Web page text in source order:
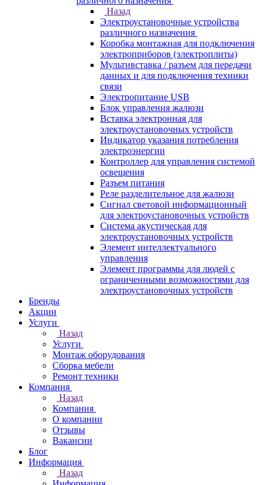
Назад
Электроустановочные устройства
различного назначения
Коробка монтажная для подключения
электроприборов (электроплиты)
Мультивставка / разъем для передачи
данных и для подключения техники
связи
Электропитание USB
Блок управления жалюзи
Вставка электронная для
электроустановочных устройств
Индикатор указания потребления
электроэнергии
Контроллер для управления системой
освещения
Разъем питания
Реле разделительное для жалюзи
Сигнал световой информационный
для электроустановочных устройств
Система акустическая для
электроустановочных устройств
Элемент интеллектуального
управления
Элемент программы для людей с
ограниченными возможностями для
электроустановочных устройств
Бренды
Акции
Услуги
Назад
Услуги
Монтаж оборудования
Сборка мебели
Ремонт техники
Компания
Назад
Компания
О компании
Отзывы
Вакансии
Блог
Информация
Назад